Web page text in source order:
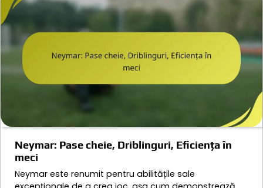
Neymar: Pase cheie, Driblinguri, Eficiența în
meci
Neymar este renumit pentru abilitățile sale